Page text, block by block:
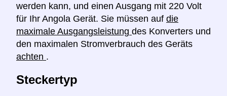
werden kann, und einen Ausgang mit 220 Volt
für Ihr Angola Gerät. Sie müssen auf die
maximale Ausgangsleistung des Konverters und
den maximalen Stromverbrauch des Geräts
achten .
Steckertyp